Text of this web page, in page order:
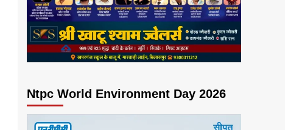
Ntpc World Environment Day 2026